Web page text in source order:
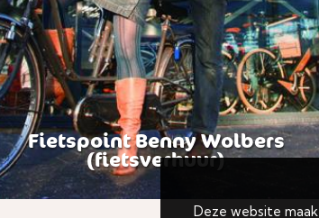
Deze website
Fietspoint Benny Wolbers
(fietsverhuur)